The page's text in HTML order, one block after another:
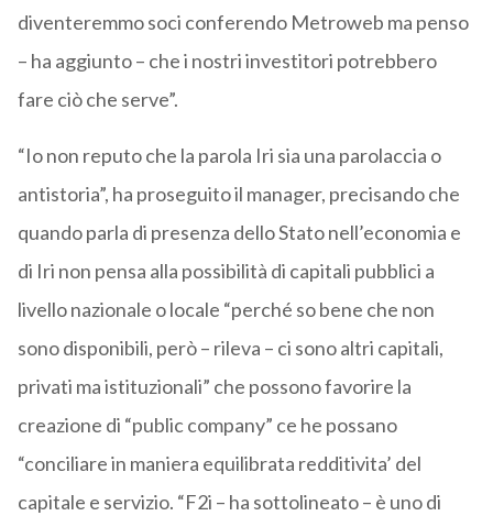
diventeremmo soci conferendo Metroweb ma penso
– ha aggiunto – che i nostri investitori potrebbero
fare ciò che serve”.
“Io non reputo che la parola Iri sia una parolaccia o
antistoria”, ha proseguito il manager, precisando che
quando parla di presenza dello Stato nell’economia e
di Iri non pensa alla possibilità di capitali pubblici a
livello nazionale o locale “perché so bene che non
sono disponibili, però – rileva – ci sono altri capitali,
privati ma istituzionali” che possono favorire la
creazione di “public company” ce he possano
“conciliare in maniera equilibrata redditivita’ del
capitale e servizio. “F2i – ha sottolineato – è uno di